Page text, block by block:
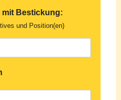
mit Bestickung:
und Position(en)